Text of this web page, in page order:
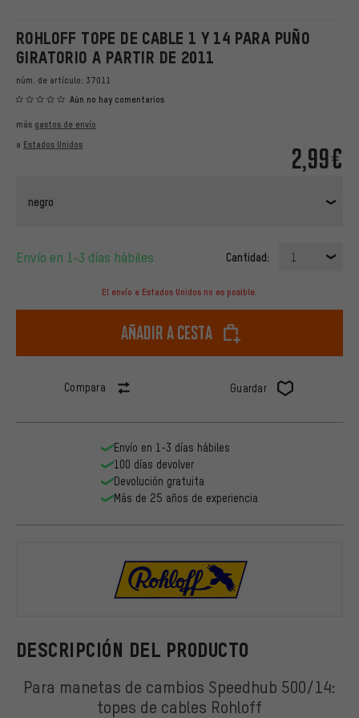
ROHLOFF TOPE DE CABLE 1 Y 14 PARA PUÑO
GIRATORIO A PARTIR DE 2011
núm. de artículo: 37011
Aún no hay comentarios
2,99€
más gastos de envío
a Estados Unidos
negro
Envío en 1-3 días hábiles Cantidad: 1
El envío a Estados Unidos no es posible.
Añadir a cesta
Compara Guardar
DESCRIPCIÓN DEL PRODUCTO
Para manetas de cambios Speedhub 500/14:
topes de cables Rohloff
Envío en 1-3 días hábiles
100 días devolver
Devolución gratuita
Más de 25 años de experiencia